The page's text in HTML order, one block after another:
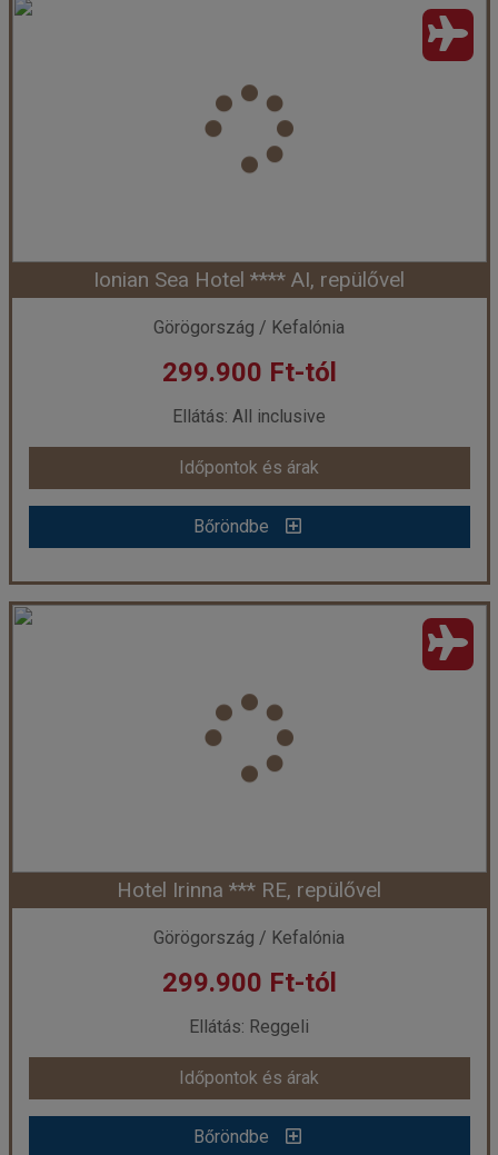
Város:Svoronata
Utazás módja:
Repülővel
Ellátás:
Önellátás
Szálláskategória:
Szobatípus:
Időpont: 2026-09-23 | 7 éj
már 292.760 Ft-tól
Időpontok és árak
Bőröndbe
Ionian Sea Hotel **** AI, repülővel
Görögország / Kefalónia
299.900 Ft-tól
Ellátás: All inclusive
Időpontok és árak
Bőröndbe
Ionian Sea Hotel **** AI, repülővel
Város:Lixouri
Utazás módja:
Repülővel
Ellátás:
All inclusive
Szálláskategória: Hotel ****
2 ágyas standard kertre néző pótágyazható szoba
Időpont: 2026-08-28 | 7 éj
már 299.900 Ft-tól
Időpontok és árak
Bőröndbe
Hotel Irinna *** RE, repülővel
Görögország / Kefalónia
299.900 Ft-tól
Ellátás: Reggeli
Időpontok és árak
Bőröndbe